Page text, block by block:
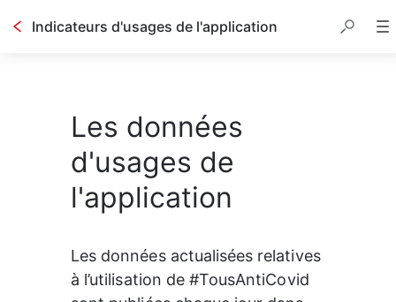
Indicateurs d'usages de l'application
Les données
d'usages de
l'application
Les données actualisées relatives
à l’utilisation de #TousAntiCovid